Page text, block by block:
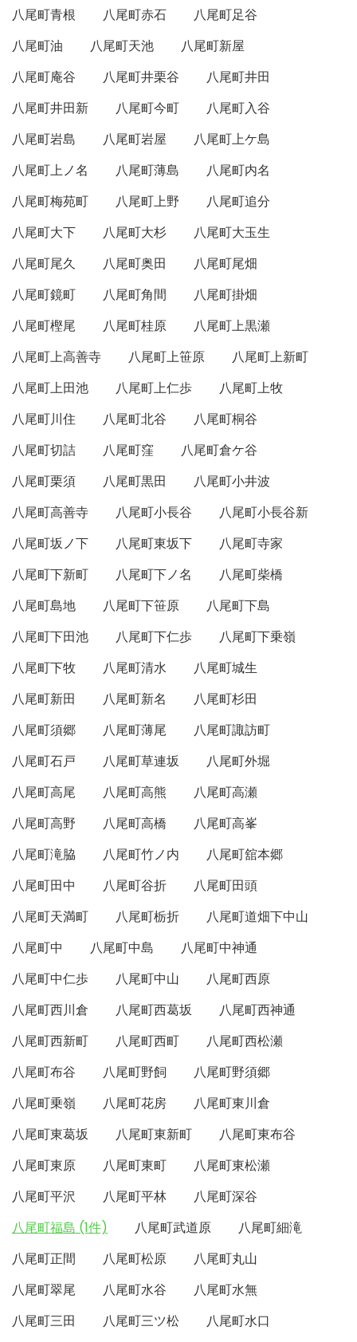
八尾町青根 八尾町赤石
八尾町足谷
八尾町油
八尾町天池
八尾町新屋
八尾町庵谷
八尾町井栗谷
八尾町井田
八尾町井田新
八尾町今町
八尾町入谷
八尾町岩島
八尾町岩屋
八尾町上ケ島
八尾町上ノ名
八尾町薄島
八尾町内名
八尾町梅苑町
八尾町上野
八尾町追分
八尾町大下
八尾町大杉
八尾町大玉生
八尾町尾久
八尾町奥田
八尾町尾畑
八尾町鏡町
八尾町角間
八尾町掛畑
八尾町樫尾
八尾町桂原
八尾町上黒瀬
八尾町上高善寺
八尾町上笹原
八尾町上新町
八尾町上田池
八尾町上仁歩
八尾町上牧
八尾町川住
八尾町北谷
八尾町桐谷
八尾町切詰
八尾町窪
八尾町倉ケ谷
八尾町栗須
八尾町黒田
八尾町小井波
八尾町高善寺
八尾町小長谷
八尾町小長谷新
八尾町坂ノ下
八尾町東坂下
八尾町寺家
八尾町下新町
八尾町下ノ名
八尾町柴橋
八尾町島地
八尾町下笹原
八尾町下島
八尾町下田池
八尾町下仁歩
八尾町下乗嶺
八尾町下牧
八尾町清水
八尾町城生
八尾町新田
八尾町新名
八尾町杉田
八尾町須郷
八尾町薄尾
八尾町諏訪町
八尾町石戸
八尾町草連坂
八尾町外堀
八尾町高尾
八尾町高熊
八尾町高瀬
八尾町高野
八尾町高橋
八尾町高峯
八尾町滝脇
八尾町竹ノ内
八尾町舘本郷
八尾町田中
八尾町谷折
八尾町田頭
八尾町天満町
八尾町栃折
八尾町道畑下中山
八尾町中
八尾町中島
八尾町中神通
八尾町中仁歩
八尾町中山
八尾町西原
八尾町西川倉
八尾町西葛坂
八尾町西神通
八尾町西新町
八尾町西町
八尾町西松瀬
八尾町布谷
八尾町野飼
八尾町野須郷
八尾町乗嶺
八尾町花房
八尾町東川倉
八尾町東葛坂
八尾町東新町
八尾町東布谷
八尾町東原
八尾町東町
八尾町東松瀬
八尾町平沢
八尾町平林
八尾町深谷
八尾町福島 (1件)
八尾町武道原
八尾町細滝
八尾町正間
八尾町松原
八尾町丸山
八尾町翠尾
八尾町水谷
八尾町水無
八尾町三田
八尾町三ツ松
八尾町水口